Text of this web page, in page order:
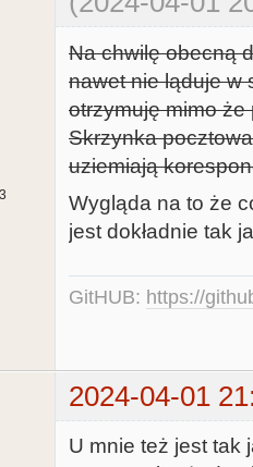
Na chwilę obecną
nawet nie ląduje w
otrzymuję mimo że
Skrzynka
uziemiają
Wygląda na to że
jest dokładnie tak
GitHUB: https://
2024-04-01
U mnie też jest tak